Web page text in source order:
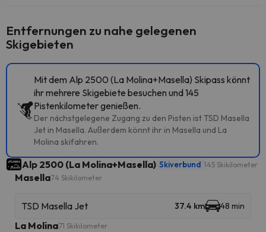
Entfernungen zu nahe gelegenen
Skigebieten
Mit dem Alp 2500 (La Molina+Masella) Skipass könnt
ihr mehrere Skigebiete besuchen und 145
Pistenkilometer genießen.
Der nächstgelegene Zugang zu den Pisten ist TSD Masella
Jet in Masella. Außerdem könnt ihr in Masella und La
Molina skifahren.
Alp 2500 (La Molina+Masella) Skiverbund 145 Skikilometer
Masella74 Skikilometer
TSD Masella Jet 37.4 km 48 min
La Molina71 Skikilometer